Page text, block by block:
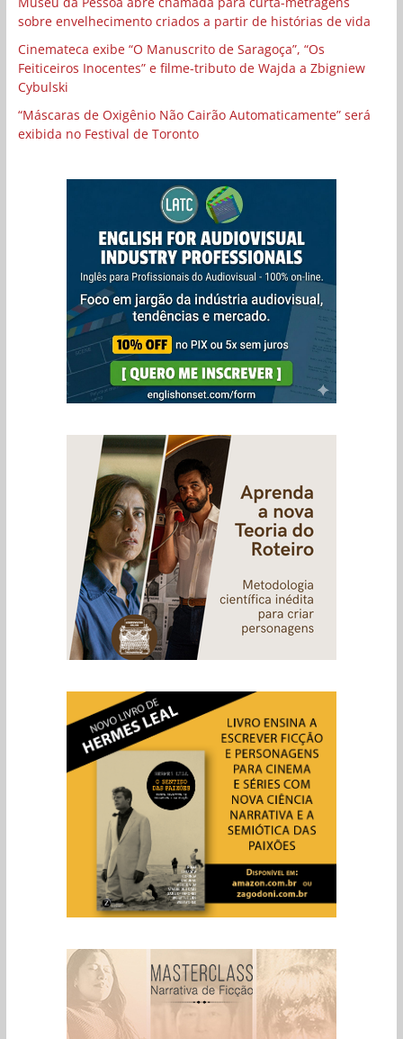
sobre envelhecimento criados a partir de histórias de vida
Cinemateca exibe “O Manuscrito de Saragoça”, “Os
Feiticeiros Inocentes” e filme-tributo de Wajda a Zbigniew
Cybulski
“Máscaras de Oxigênio Não Cairão Automaticamente” será
exibida no Festival de Toronto